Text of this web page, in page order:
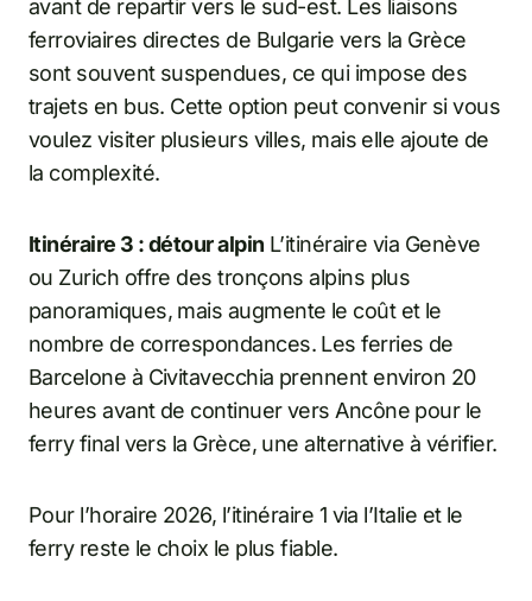
avant de repartir vers le sud-est. Les liaisons
ferroviaires directes de Bulgarie vers la Grèce
sont souvent suspendues, ce qui impose des
trajets en bus. Cette option peut convenir si vous
voulez visiter plusieurs villes, mais elle ajoute de
la complexité.
Itinéraire 3 : détour alpin L’itinéraire via Genève
ou Zurich offre des tronçons alpins plus
panoramiques, mais augmente le coût et le
nombre de correspondances. Les ferries de
Barcelone à Civitavecchia prennent environ 20
heures avant de continuer vers Ancône pour le
ferry final vers la Grèce, une alternative à vérifier.
Pour l’horaire 2026, l’itinéraire 1 via l’Italie et le
ferry reste le choix le plus fiable.